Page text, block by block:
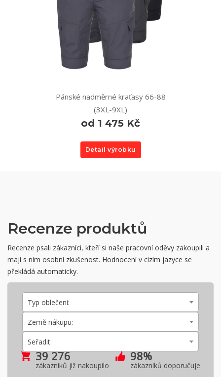
Pánské nadměrné kraťasy 66-88
(3XL-9XL)
od 1 475 Kč
Detail výrobku
Recenze produktů
Recenze psali zákazníci, kteří si naše pracovní oděvy zakoupili a
mají s ním osobní zkušenost. Hodnocení v cizím jazyce se
překládá automaticky.
Typ oblečení:
Země nákupu:
Seřadit:
39 276
zákazníků již nakoupilo
98%
zákazníků doporučuje